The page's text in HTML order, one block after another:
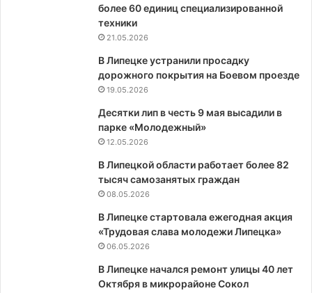
более 60 единиц специализированной
техники
21.05.2026
В Липецке устранили просадку
дорожного покрытия на Боевом проезде
19.05.2026
Десятки лип в честь 9 мая высадили в
парке «Молодежный»
12.05.2026
В Липецкой области работает более 82
тысяч самозанятых граждан
08.05.2026
В Липецке стартовала ежегодная акция
«Трудовая слава молодежи Липецка»
06.05.2026
В Липецке начался ремонт улицы 40 лет
Октября в микрорайоне Сокол